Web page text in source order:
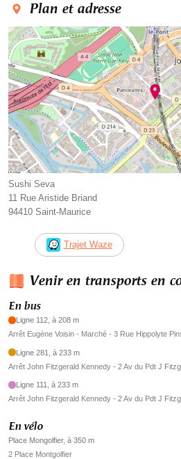
Plan et adresse
Sushi Seva
11 Rue Aristide Briand
94410 Saint-Maurice
Trajet Waze
Venir en transports en
En bus
Ligne 112, à 208 m
Arrêt Eugène Voisin - Marché - 3 Rue Hippolyte
Ligne 281, à 233 m
Arrêt John Fitzgerald Kennedy - 2 Av du Pdt J
Ligne 111, à 233 m
Arrêt John Fitzgerald Kennedy - 2 Av du Pdt J
En vélo
Place Mongolfier, à 350 m
2 Place Montgolfier